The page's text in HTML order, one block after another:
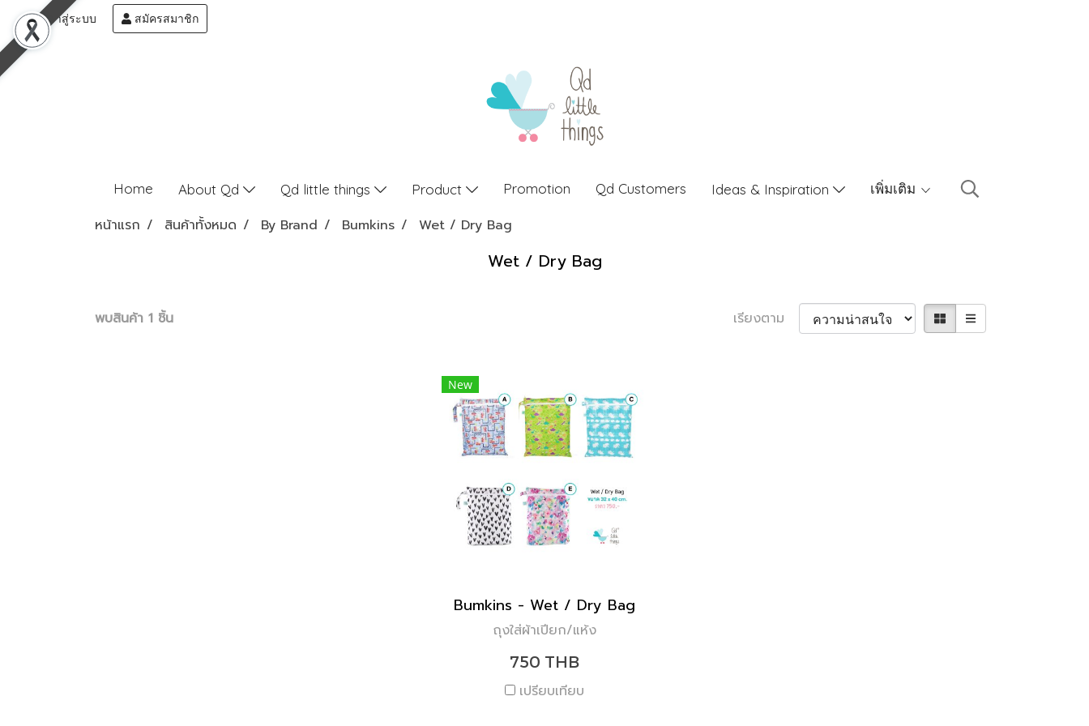
เข้าสู่ระบบ สมัครสมาชิก
Home About Qd Qd little things Product Promotion Qd Customers Ideas & Inspiration เพิ่มเติม
หน้าแรก สินค้าทั้งหมด By Brand Bumkins Wet / Dry Bag
Wet / Dry Bag
พบสินค้า 1 ชิ้น เรียงตาม
New
Bumkins - Wet / Dry Bag
ถุงใส่ผ้าเปียก/แห้ง
750 THB
เปรียบเทียบ